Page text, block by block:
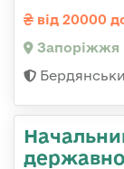
від 20000
Запоріжжя